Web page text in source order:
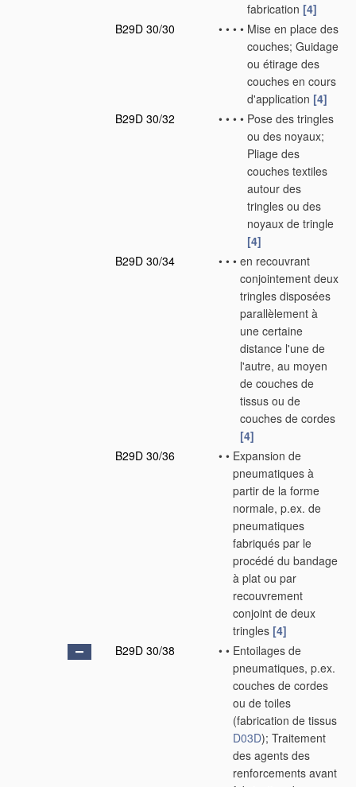
fabrication [4]
B29D 30/30
• • • • Mise en place des
couches; Guidage
ou étirage des
couches en cours
d'application [4]
B29D 30/32
• • • • Pose des tringles
ou des noyaux;
Pliage des
couches textiles
autour des
tringles ou des
noyaux de tringle
[4]
B29D 30/34
• • • en recouvrant
conjointement deux
tringles disposées
parallèlement à
une certaine
distance l'une de
l'autre, au moyen
de couches de
tissus ou de
couches de cordes
[4]
B29D 30/36
• • Expansion de
pneumatiques à
partir de la forme
normale, p.ex. de
pneumatiques
fabriqués par le
procédé du bandage
à plat ou par
recouvrement
conjoint de deux
tringles [4]
B29D 30/38
• • Entoilages de
pneumatiques, p.ex.
couches de cordes
ou de toiles
(fabrication de tissus
D03D); Traitement
des agents des
renforcements avant